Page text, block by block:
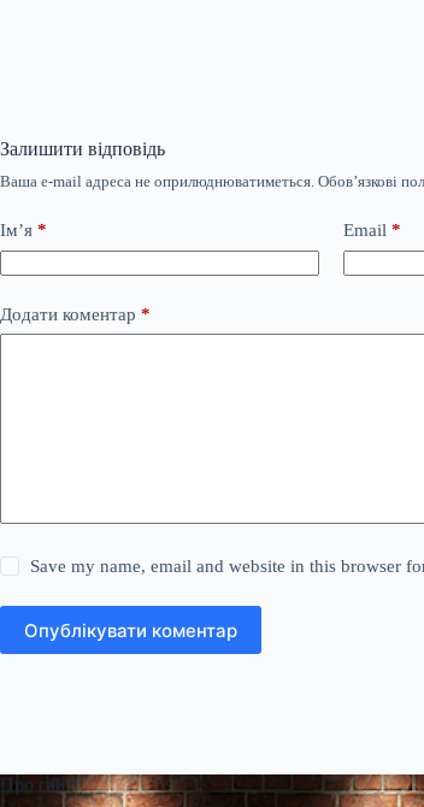
Залишити відповідь
Ваша e-mail адреса не оприлюднюватиметься. Обов’язкові
Ім’я * Email *
Додати коментар *
Save my name, email and website in this browser
Опублікувати коментар
Про сайт